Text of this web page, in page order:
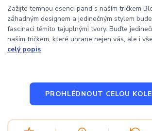
Zažijte temnou esenci pand s naším tričkem
záhadným designem a jedinečným stylem
fascinaci těmito tajuplnými tvory. Buďte
naším tričkem, které uhrane nejen vás, ale i
celý popis
PROHLÉDNOUT CELOU